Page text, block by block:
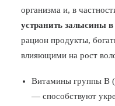
организма и, в
устранить залысины в
рацион продукты,
влияющими на рост
Витамины группы B
— способствуют